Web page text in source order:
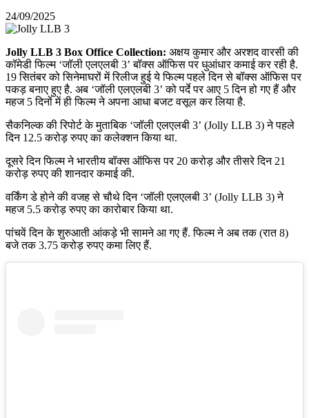
24/09/2025
Jolly LLB 3 Box Office Collection: अक्षय कुमार और अरशद वारसी की
कॉमेडी फिल्म ‘जॉली एलएलबी 3’ बॉक्स ऑफिस पर धुआंधार कमाई कर रही है.
19 सितंबर को सिनेमाघरों में रिलीज हुई ये फिल्म पहले दिन से बॉक्स ऑफिस पर
पकड़ बनाए हुए है. अब ‘जॉली एलएलबी 3’ को पर्दे पर आए 5 दिन हो गए हैं और
महज 5 दिनों में ही फिल्म ने अपना आधा बजट वसूल कर लिया है.
सैकनिल्क की रिपोर्ट के मुताबिक ‘जॉली एलएलबी 3’ (Jolly LLB 3) ने पहले
दिन 12.5 करोड़ रुपए का कलेक्शन किया था.
दूसरे दिन फिल्म ने भारतीय बॉक्स ऑफिस पर 20 करोड़ और तीसरे दिन 21
करोड़ रुपए की शानदार कमाई की.
वर्किंग डे होने की वजह से चौथे दिन ‘जॉली एलएलबी 3’ (Jolly LLB 3) ने
महज 5.5 करोड़ रुपए का कारोबार किया था.
पांचवें दिन के शुरुआती आंकड़े भी सामने आ गए हैं. फिल्म ने अब तक (रात 8)
बजे तक 3.75 करोड़ रुपए कमा लिए हैं.